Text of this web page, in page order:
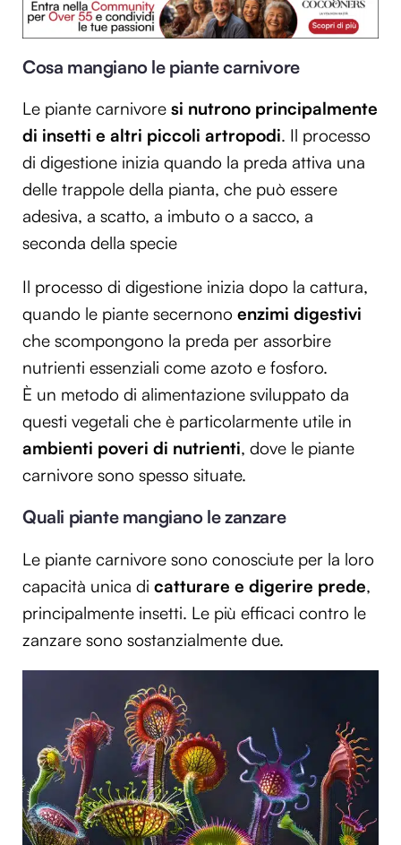
Cosa mangiano le piante carnivore
Le piante carnivore si nutrono principalmente
di insetti e altri piccoli artropodi. Il processo
di digestione inizia quando la preda attiva una
delle trappole della pianta, che può essere
adesiva, a scatto, a imbuto o a sacco, a
seconda della specie
Il processo di digestione inizia dopo la cattura,
quando le piante secernono enzimi digestivi
che scompongono la preda per assorbire
nutrienti essenziali come azoto e fosforo.
È un metodo di alimentazione sviluppato da
questi vegetali che è particolarmente utile in
ambienti poveri di nutrienti, dove le piante
carnivore sono spesso situate.
Quali piante mangiano le zanzare
Le piante carnivore sono conosciute per la loro
capacità unica di catturare e digerire prede,
principalmente insetti. Le più efficaci contro le
zanzare sono sostanzialmente due.